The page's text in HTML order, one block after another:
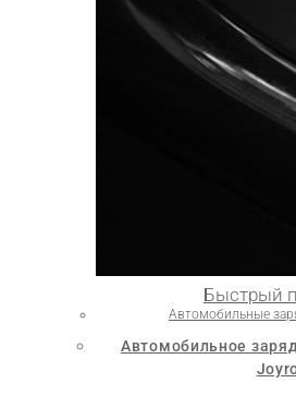
Быстрый
Автомобильные
Автомобильное